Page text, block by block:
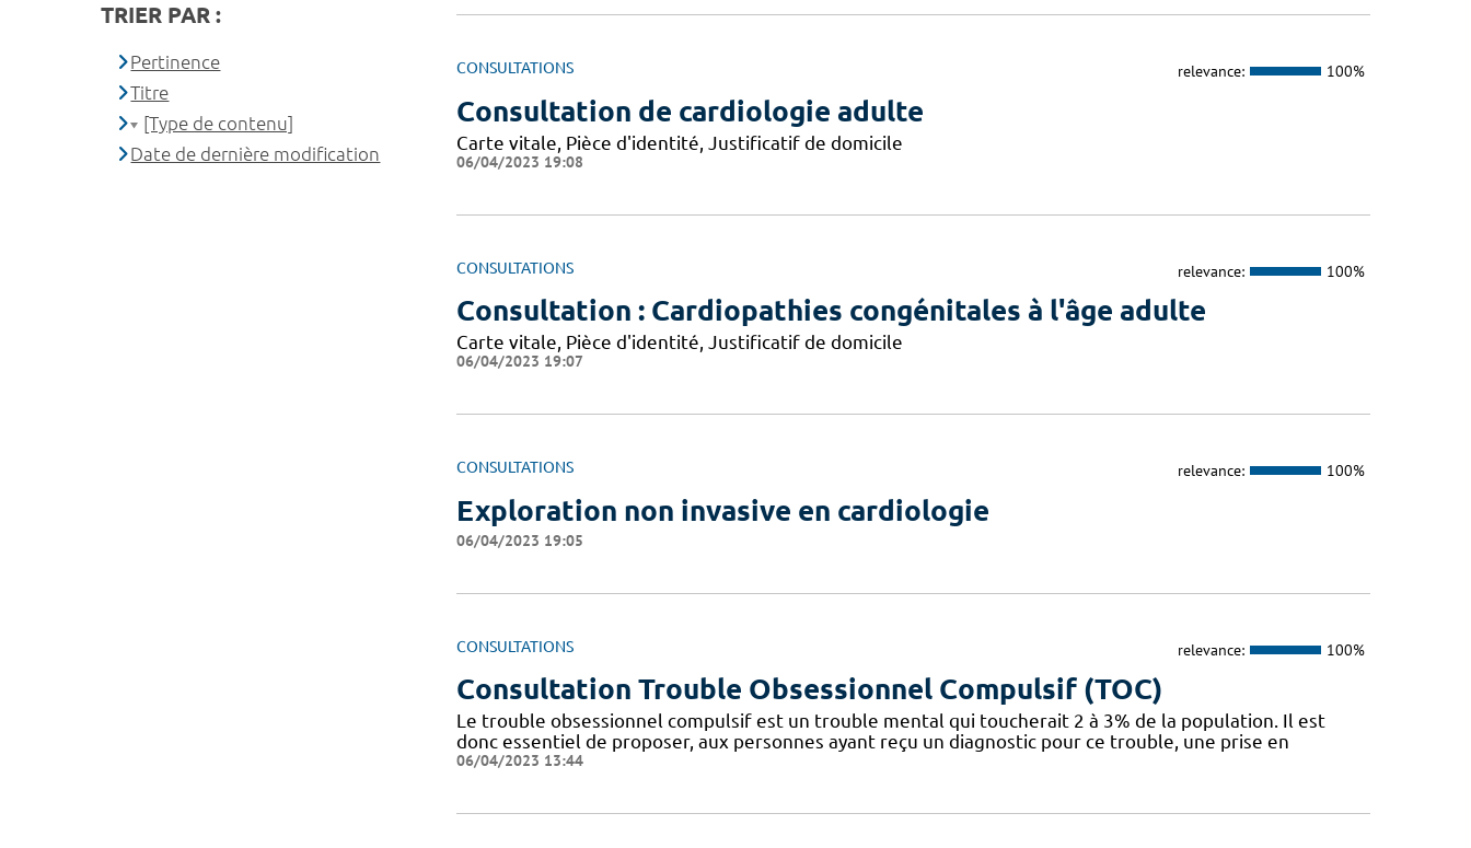
CONSULTATIONS relevance: 100%
Consultation de cardiologie adulte
Carte vitale, Pièce d'identité, Justificatif de domicile
06/04/2023 19:08
CONSULTATIONS relevance: 100%
Consultation : Cardiopathies congénitales à l'âge adulte
Carte vitale, Pièce d'identité, Justificatif de domicile
06/04/2023 19:07
CONSULTATIONS relevance: 100%
Exploration non invasive en cardiologie
06/04/2023 19:05
CONSULTATIONS relevance: 100%
Consultation Trouble Obsessionnel Compulsif (TOC)
Le trouble obsessionnel compulsif est un trouble mental qui toucherait 2 à 3% de la population. Il est
donc essentiel de proposer, aux personnes ayant reçu un diagnostic pour ce trouble, une prise en
06/04/2023 13:44
TRIER PAR :
Pertinence
Titre
[Type de contenu]
Date de dernière modification